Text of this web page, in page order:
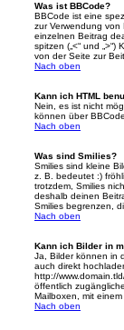
Was ist BBCode?
BBCode ist eine
zur Verwendung
einzelnen Beitrag
spitzen („<“ und
von der Seite zur
Nach oben
Kann ich HTML
Nein, es ist nicht
können über
Nach oben
Was sind Smilies?
Smilies sind kleine
z. B. bedeutet :)
trotzdem, Smilies
deshalb deinen
Smilies begrenzen,
Nach oben
Kann ich Bilder in
Ja, Bilder können in
auch direkt
http://
öffentlich
Mailboxen, mit
Nach oben